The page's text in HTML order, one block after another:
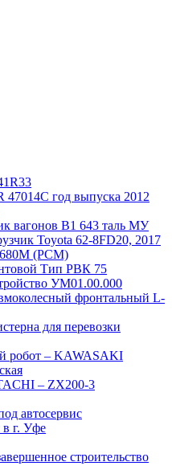
год выпуска 2012
вагонов В1 643 таль МУ
Toyota 62-8FD20, 2017
(РСМ)
Тип РВК 75
УМ01.00.000
фронтальный L-
для перевозки
робот – KAWASAKI
– ZX200-3
автосервис
г. Уфе
строительство